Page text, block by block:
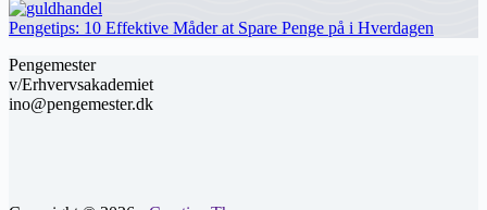
Pengetips: 10 Effektive Måder at Spare Penge på i Hverdagen
Pengemester
v/Erhvervsakademiet
ino@pengemester.dk